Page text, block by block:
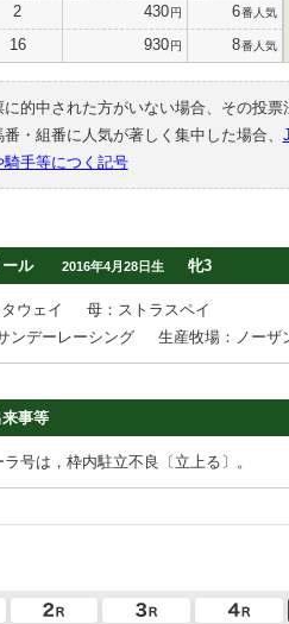
2 430円 6番人気
16 930円 8番人気
に的中された方がいない場合、その投
・組番に人気が著しく集中した場合、
騎手等につく記号
ル
2016年4月28日生 牝3
ウェイ
母：ストラスペイ
ンデーレーシング
生産牧場：ノーザ
事等
号は，枠内駐立不良〔立上る〕。